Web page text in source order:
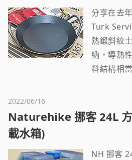
分享在去
Turk
熱鍛斜紋
納，導熱
料結構相
2022/06/16
Naturehike 挪客 24L
載水箱)
NH 挪客